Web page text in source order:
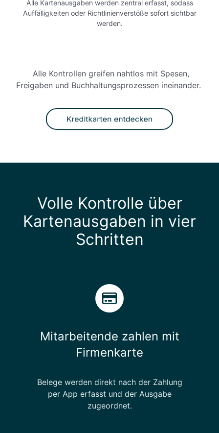
r
ä
n
t
a
g
e
Alle Kartenausgaben werden zentral erfasst, sodass
Auffälligkeiten oder Richtlinienverstöße sofort sichtbar
werden.
e
n
i
h
t
e
i
t
a
c
h
e
Alle Kontrollen greifen nahtlos mit Spesen,
Freigaben und Buchhaltungsprozessen ineinander.
Volle Kontrolle über
Kartenausgaben in vier
Schritten
Mitarbeitende zahlen mit
Firmenkarte
Belege werden direkt nach der Zahlung
per App erfasst und der Ausgabe
zugeordnet.